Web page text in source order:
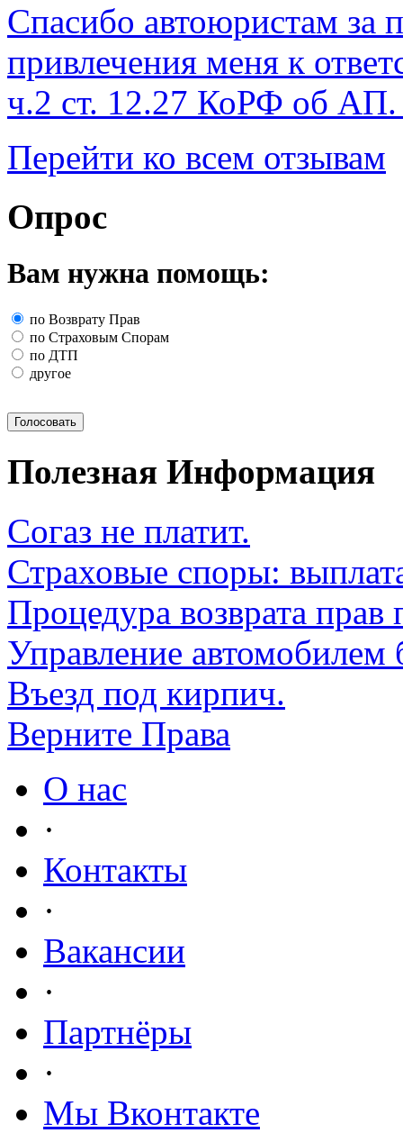
Спасибо автоюристам
привлечения меня к
ч.2 ст. 12.27 КоРФ об
Перейти ко всем отзывам
Опрос
Вам нужна помощь:
по Возврату Прав
по Страховым Спорам
по ДТП
другое
Голосовать
Полезная Информация
Согаз не платит.
Страховые споры:
Процедура возврата
Управление
Въезд под кирпич.
Верните Права
О нас
·
Контакты
·
Вакансии
·
Партнёры
·
Мы Вконтакте